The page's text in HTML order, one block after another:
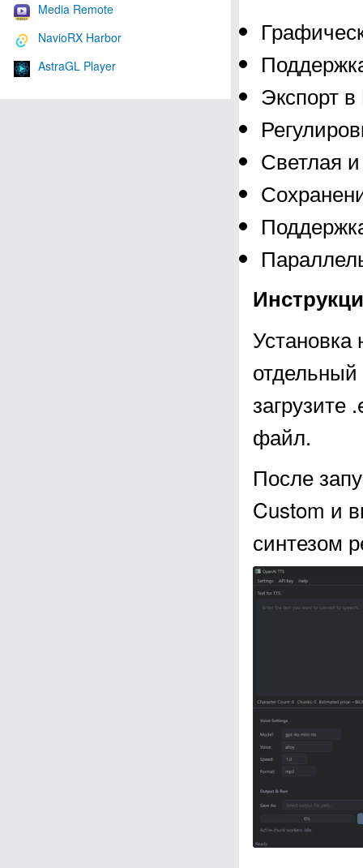
Media Remote
NavioRX Harbor
AstraGL Player
Экспорт
Светлая
Установка
загрузите
файл.
После
Custom и
синтезом